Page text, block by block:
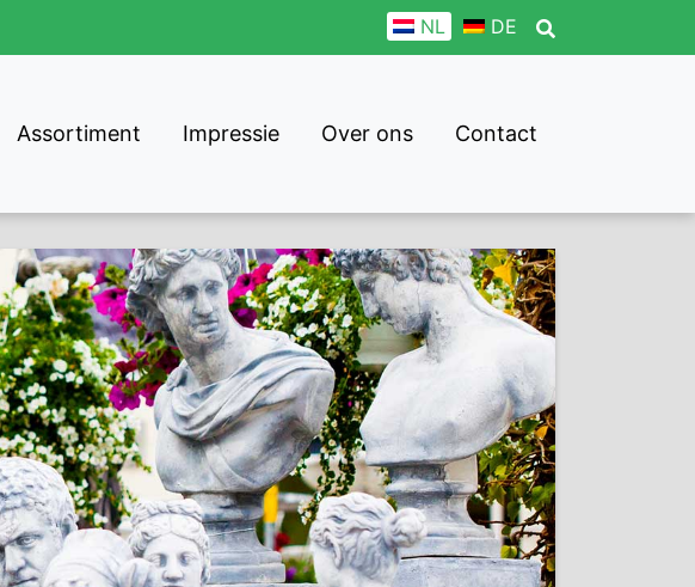
NL DE
Assortiment Impressie Over ons Contact